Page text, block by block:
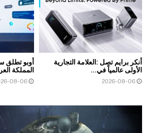
أنكر برايم تصل :العلامة التجارية
الأولى عالمياً في...
2026-08-06
المملكة
08-06